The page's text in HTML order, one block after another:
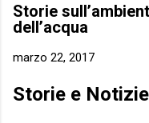
Storie
dell’acqua
marzo 22, 2017
Storie e